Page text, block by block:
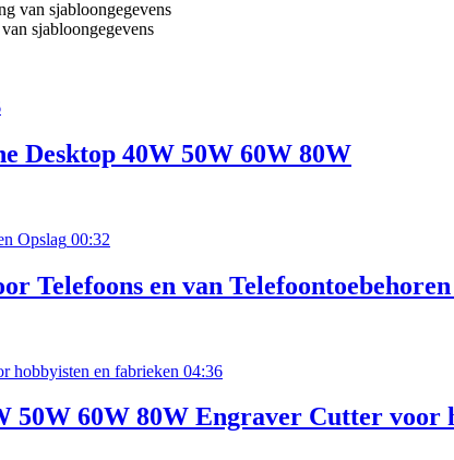
sjabloongegevens
Desktop 40W 50W 60W 80W
00:32
Telefoons en van
04:36
50W 60W 80W Engraver Cutter voor